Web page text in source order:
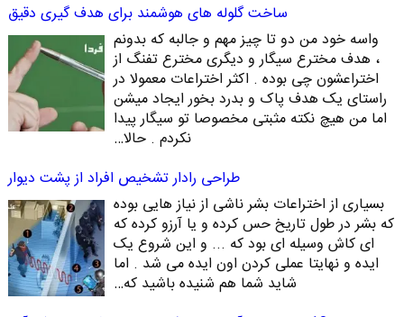
ساخت گلوله های هوشمند برای هدف گیری دقیق
واسه خود من دو تا چیز مهم و جالبه که بدونم
، هدف مخترع سیگار و دیگری مخترع تفنگ از
اختراعشون چی بوده . اکثر اختراعات معمولا در
راستای یک هدف پاک و بدرد بخور ایجاد میشن
اما من هیچ نکته مثبتی مخصوصا تو سیگار پیدا
نکردم . حالا…
طراحی رادار تشخیص افراد از پشت دیوار
بسیاری از اختراعات بشر ناشی از نیاز هایی بوده
که بشر در طول تاریخ حس کرده و یا آرزو کرده که
ای کاش وسیله ای بود که ... و این شروع یک
ایده و نهایتا عملی کردن اون ایده می شد . اما
شاید شما هم شنیده باشید که…